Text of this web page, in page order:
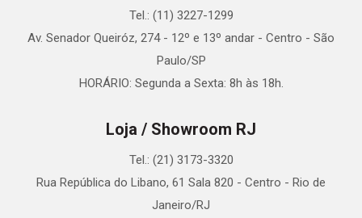
Tel.: (11) 3227-1299
Av. Senador Queiróz, 274 - 12º e 13º andar - Centro - São
Paulo/SP
HORÁRIO: Segunda a Sexta: 8h às 18h.
Loja / Showroom RJ
Tel.: (21) 3173-3320
Rua República do Libano, 61 Sala 820 - Centro - Rio de
Janeiro/RJ